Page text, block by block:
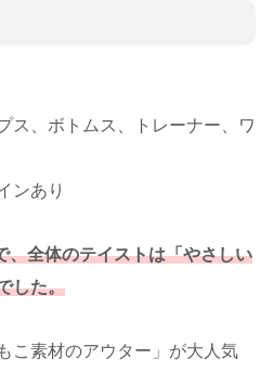
ス、ボトムス、トレーナー、ワ
ンあり
、全体のテイストは「やさしい
した。
こ素材のアウター」が大人気